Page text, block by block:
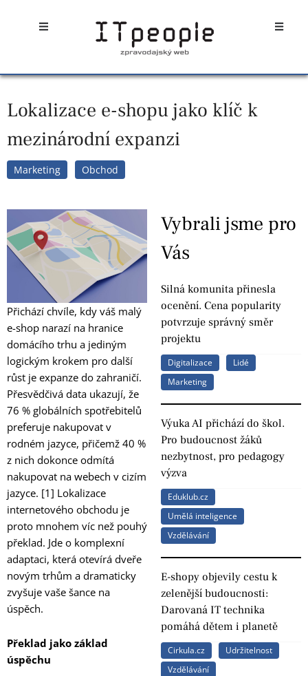
Open Open
Lokalizace e-shopu jako klíč k
mezinárodní expanzi
Marketing Obchod
Přichází chvíle, kdy váš malý
e-shop narazí na hranice
domácího trhu a jediným
logickým krokem pro další
růst je expanze do zahraničí.
Přesvědčivá data ukazují, že
76 % globálních spotřebitelů
preferuje nakupovat v
rodném jazyce, přičemž 40 %
z nich dokonce odmítá
nakupovat na webech v cizím
jazyce. [1] Lokalizace
internetového obchodu je
proto mnohem víc než pouhý
překlad. Jde o komplexní
adaptaci, která otevírá dveře
novým trhům a dramaticky
zvyšuje vaše šance na
úspěch.
Překlad jako základ
úspěchu
Vybrali jsme pro
Vás
Silná komunita přinesla
ocenění. Cena popularity
potvrzuje správný směr
projektu
Digitalizace
Lidé
Marketing
Výuka AI přichází do škol.
Pro budoucnost žáků
nezbytnost, pro pedagogy
výzva
Eduklub.cz
Umělá inteligence
Vzdělávání
E-shopy objevily cestu k
zelenější budoucnosti:
Darovaná IT technika
pomáhá dětem i planetě
Cirkula.cz
Udržitelnost
Vzdělávání